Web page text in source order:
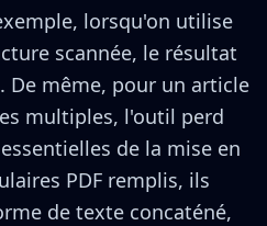
lorsqu'on utilise
scannée, le résultat
De même, pour un article
multiples, l'outil perd
de la mise en
PDF remplis, ils
de texte concaténé,